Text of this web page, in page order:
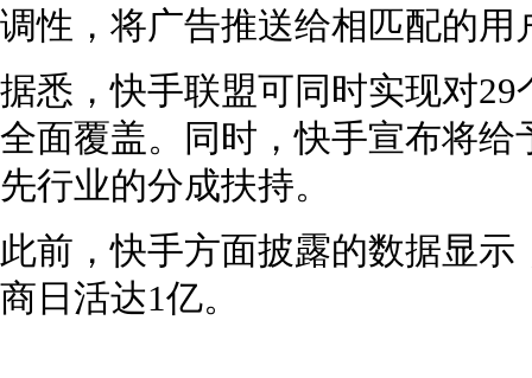
调性，将广告推送给相匹配的
据悉，快手联盟可同时实现对
全面覆盖。同时，快手宣布将
先行业的分成扶持。
此前，快手方面披露的数据显
商日活达1亿。